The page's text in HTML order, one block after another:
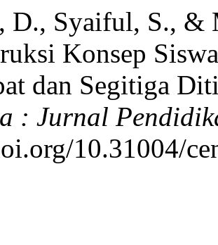
D., Syaiful, S., &
Konsep
dan Segitiga
: Jurnal
10.31004/